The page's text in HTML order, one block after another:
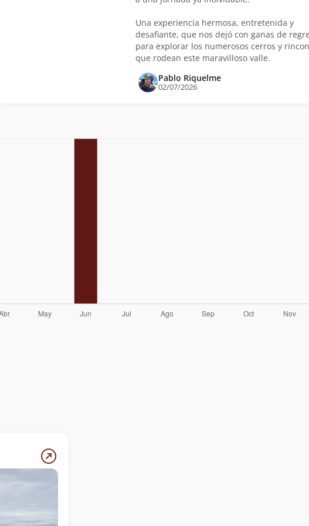
Una experiencia hermosa, entretenida y
desafiante, que nos dejó con ganas de
para explorar los numerosos cerros y
que rodean este maravilloso valle.
Pablo Riquelme
02/07/2026